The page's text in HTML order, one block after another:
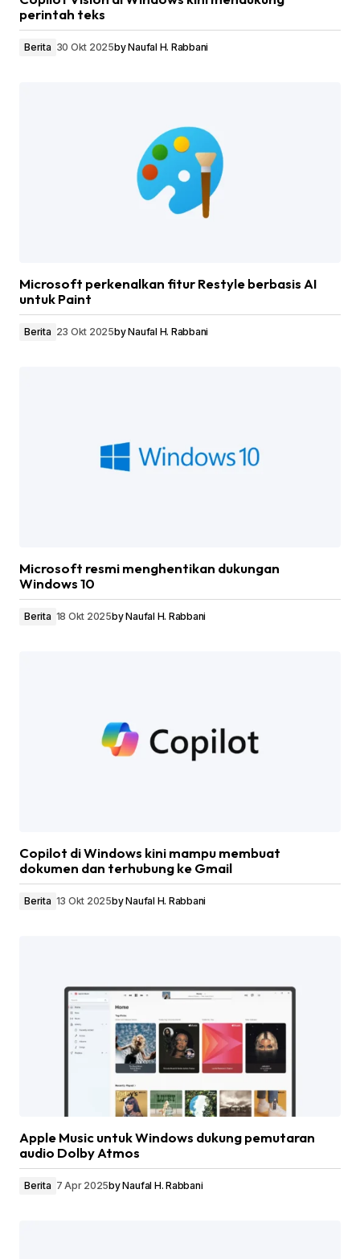
perintah teks
Berita 30 Okt 2025byNaufal H. Rabbani
Microsoft perkenalkan fitur Restyle berbasis AI
untuk Paint
Berita 23 Okt 2025byNaufal H. Rabbani
Microsoft resmi menghentikan dukungan
Windows 10
Berita 18 Okt 2025byNaufal H. Rabbani
Copilot di Windows kini mampu membuat
dokumen dan terhubung ke Gmail
Berita 13 Okt 2025byNaufal H. Rabbani
Apple Music untuk Windows dukung pemutaran
audio Dolby Atmos
Berita 7 Apr 2025byNaufal H. Rabbani